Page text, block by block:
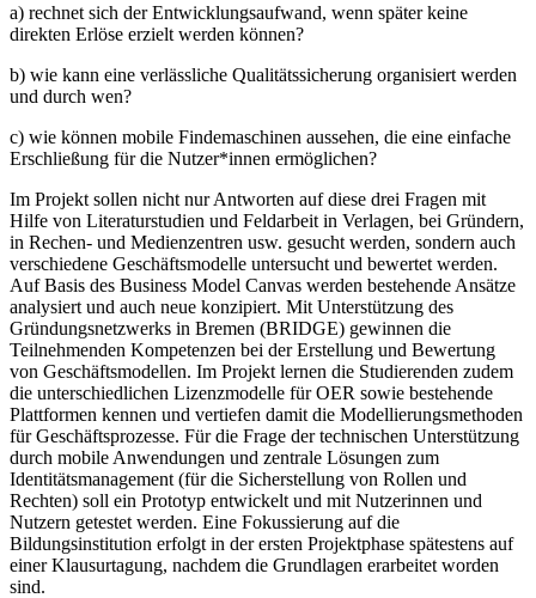
a) rechnet sich der Entwicklungsaufwand, wenn später keine
direkten Erlöse erzielt werden können?
b) wie kann eine verlässliche Qualitätssicherung organisiert werden
und durch wen?
c) wie können mobile Findemaschinen aussehen, die eine einfache
Erschließung für die Nutzer*innen ermöglichen?
Im Projekt sollen nicht nur Antworten auf diese drei Fragen mit
Hilfe von Literaturstudien und Feldarbeit in Verlagen, bei Gründern,
in Rechen- und Medienzentren usw. gesucht werden, sondern auch
verschiedene Geschäftsmodelle untersucht und bewertet werden.
Auf Basis des Business Model Canvas werden bestehende Ansätze
analysiert und auch neue konzipiert. Mit Unterstützung des
Gründungsnetzwerks in Bremen (BRIDGE) gewinnen die
Teilnehmenden Kompetenzen bei der Erstellung und Bewertung
von Geschäftsmodellen. Im Projekt lernen die Studierenden zudem
die unterschiedlichen Lizenzmodelle für OER sowie bestehende
Plattformen kennen und vertiefen damit die Modellierungsmethoden
für Geschäftsprozesse. Für die Frage der technischen Unterstützung
durch mobile Anwendungen und zentrale Lösungen zum
Identitätsmanagement (für die Sicherstellung von Rollen und
Rechten) soll ein Prototyp entwickelt und mit Nutzerinnen und
Nutzern getestet werden. Eine Fokussierung auf die
Bildungsinstitution erfolgt in der ersten Projektphase spätestens auf
einer Klausurtagung, nachdem die Grundlagen erarbeitet worden
sind.